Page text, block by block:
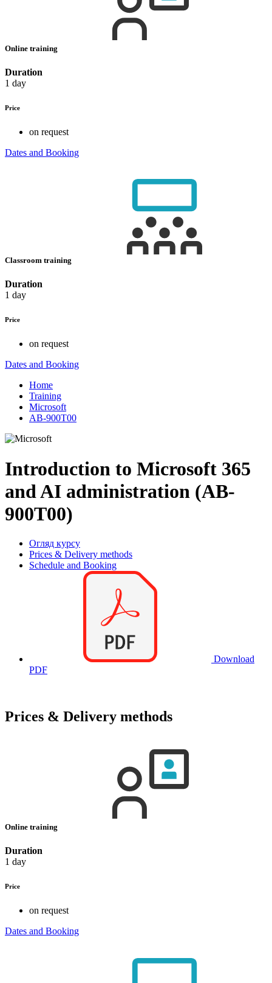
Online training
Duration
1 day
Price
on request
Dates and Booking
Classroom training
Duration
1 day
Price
on request
Dates and Booking
Home
Training
Microsoft
AB-900T00
Introduction to Microsoft 365
and AI administration (AB-
900T00)
Огляд курсу
Prices & Delivery methods
Schedule and Booking
Download
PDF
Prices & Delivery methods
Online training
Duration
1 day
Price
on request
Dates and Booking